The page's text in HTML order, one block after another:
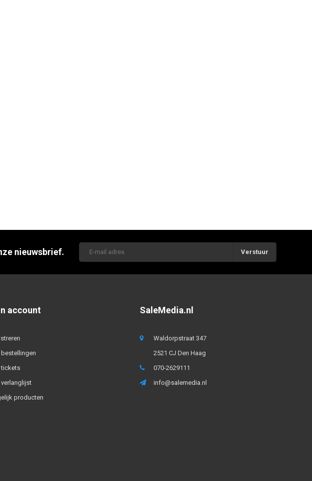
nieuwsbrief. Verstuur
account
tickets
producten
SaleMedia.nl
Waldorpstraat 347
2521 CJ Den Haag
070-2629111
info@salemedia.nl